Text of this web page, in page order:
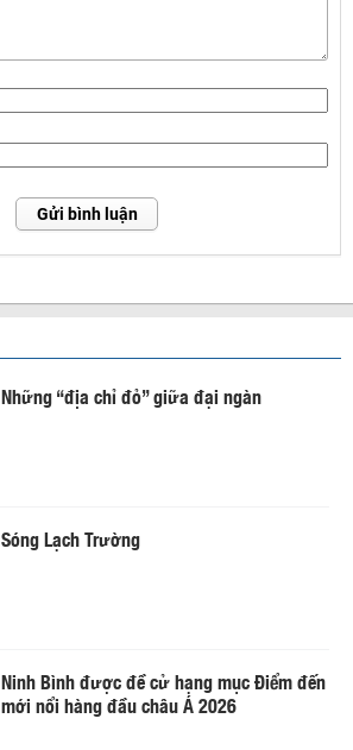
Gửi bình luận
Những “địa chỉ đỏ” giữa đại ngàn
Sóng Lạch Trường
Ninh Bình được đề cử hạng mục Điểm đến
mới nổi hàng đầu châu Á 2026